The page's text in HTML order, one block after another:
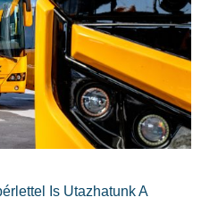
Is Utazhatunk A